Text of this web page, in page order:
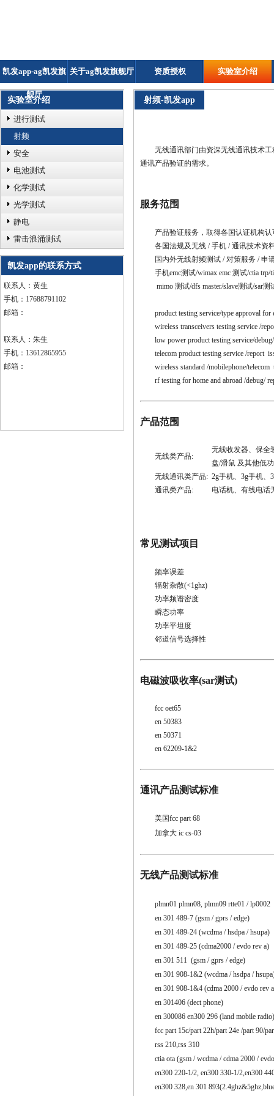
凯发app-ag凯发旗
舰厅
关于ag凯发旗舰厅 资质授权 实验室介绍
实验室介绍
进行测试
射频
安全
电池测试
化学测试
光学测试
静电
雷击浪涌测试
凯发app的联系方式
联系人：黄生
手机：17688791102
邮箱：
联系人：朱生
手机：13612865955
邮箱：
射频-凯发app
无线通讯部门由资深无线通讯技术工
通讯产品验证的需求。
服务范围
产品验证服务，取得各国认证机构认
各国法规及无线 / 手机 / 通讯技术资
国内外无线射频测试 / 对策服务 / 申
手机emc测试/wimax emc 测试/ctia trp/
mimo 测试/dfs master/slave测试/sar测
product testing service/type approval for
wireless transceivers testing service /
low power product testing service/debug/
telecom product testing service /report
wireless standard /mobilephone/telecom
rf testing for home and abroad /debug/
产品范围
无线类产品:
无线收发器、保全
盘/滑鼠 及其他低
无线通讯类产品: 2g手机、3g手机、
通讯类产品:
电话机、有线电话
常见测试项目
频率误差
辐射杂散(<1ghz)
功率频谱密度
瞬态功率
功率平坦度
邻道信号选择性
电磁波吸收率(sar测试)
fcc oet65
en 50383
en 50371
en 62209-1&2
通讯产品测试标准
美国fcc part 68
加拿大 ic cs-03
无线产品测试标准
plmn01 plmn08, plmn09 rtte01 / lp0002
en 301 489-7 (gsm / gprs / edge)
en 301 489-24 (wcdma / hsdpa / hsupa)
en 301 489-25 (cdma2000 / evdo rev a)
en 301 511 (gsm / gprs / edge)
en 301 908-1&2 (wcdma / hsdpa /
en 301 908-1&4 (cdma 2000 / evdo rev
en 301406 (dect phone)
en 300086 en300 296 (land mobile radio)
fcc part 15c/part 22h/part 24e /part 90/
rss 210,rss 310
ctia ota (gsm / wcdma / cdma 2000 /
en300 220-1/2, en300 330-1/2,en300
en300 328,en 301